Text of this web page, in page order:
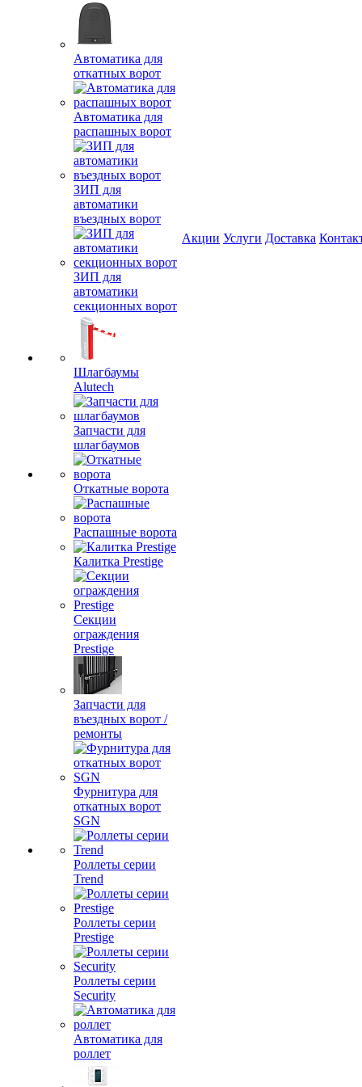
Автоматика для
откатных ворот
Автоматика для
распашных ворот
ЗИП для
автоматики
въездных ворот
ЗИП для
автоматики
секционных ворот
Шлагбаумы
Alutech
Запчасти для
шлагбаумов
Откатные ворота
Распашные ворота
Калитка Prestige
Секции
ограждения
Prestige
Запчасти для
въездных ворот /
ремонты
Фурнитура для
откатных ворот
SGN
Роллеты серии
Trend
Роллеты серии
Prestige
Роллеты серии
Security
Автоматика для
роллет
Акции Услуги Доставка